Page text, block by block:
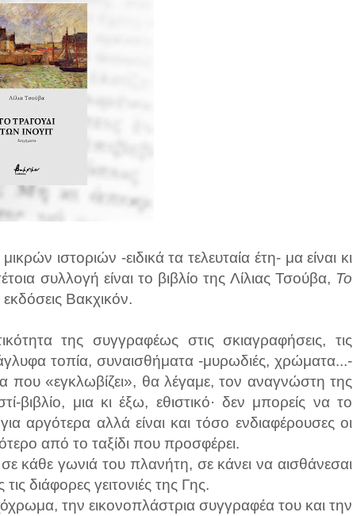
ιστοριών -ειδικά τα τελευταία έτη- μα είναι κι
συλλογή είναι το βιβλίο της Λίλιας Τσούβα, Το
Βακχικόν.
της συγγραφέως στις σκιαγραφήσεις, τις
τοπία, συναισθήματα -μυρωδιές, χρώματα...-
που «εγκλωβίζει», θα λέγαμε, τον αναγνώστη της
βιβλίο, μια κι έξω, εθιστικό· δεν μπορείς να το
αργότερα αλλά είναι και τόσο ενδιαφέρουσες οι
από το ταξίδι που προσφέρει.
κάθε γωνιά του πλανήτη, σε κάνει να αισθάνεσαι
διάφορες γειτονιές της Γης.
την εικονοπλάστρια συγγραφέα του και την